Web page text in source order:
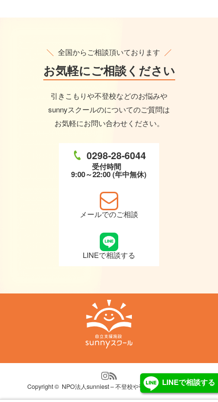
全国からご相談頂いております
お気軽にご相談ください
引きこもりや不登校などのお悩みや
sunnyスクールのについてのご質問は
お気軽にお問い合わせください。
0298-28-6044
受付時間
9:00～22:00 (年中無休)
メールでのご相談
LINEで相談する
Copyright © NPO法人sunniest – 不登校や引きこもり自立支援
LINEで相談する